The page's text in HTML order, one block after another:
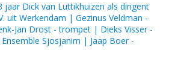
jaar Dick van Luttikhuizen als dirigent
uit Werkendam | Gezinus Veldman -
Jan Drost - trompet | Dieks Visser-
Sjosjanim | Jaap Boer -